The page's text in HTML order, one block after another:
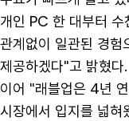
개인 PC 한 대부터 수
관계없이 일관된 경험
제공하겠다"고 밝혔다.
이어 "래블업은 4년
시장에서 입지를 넓혀